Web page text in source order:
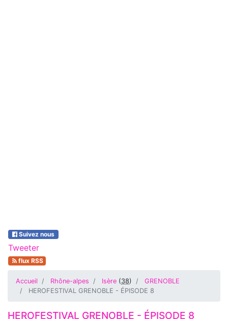
Suivez nous
Tweeter
flux RSS
Accueil Rhône-alpes Isère (38)
GRENOBLE
HEROFESTIVAL GRENOBLE - ÉPISODE 8
HEROFESTIVAL GRENOBLE - ÉPISODE 8